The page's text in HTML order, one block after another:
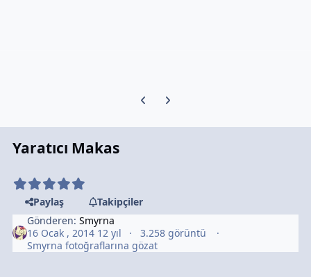
Previous carousel slide
Next carousel slide
Yaratıcı Makas
Paylaş
Takipçiler
Gönderen:Smyrna
16 Ocak , 2014 12 yıl
3.258 görüntü
Smyrna fotoğraflarına gözat